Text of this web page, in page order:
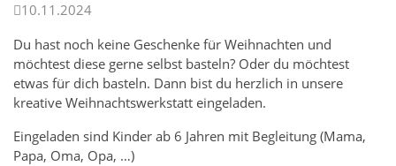
10.11.2024
Du hast noch keine Geschenke für Weihnachten und
möchtest diese gerne selbst basteln? Oder du möchtest
etwas für dich basteln. Dann bist du herzlich in unsere
kreative Weihnachtswerkstatt eingeladen.
Eingeladen sind Kinder ab 6 Jahren mit Begleitung (Mama,
Papa, Oma, Opa, …)